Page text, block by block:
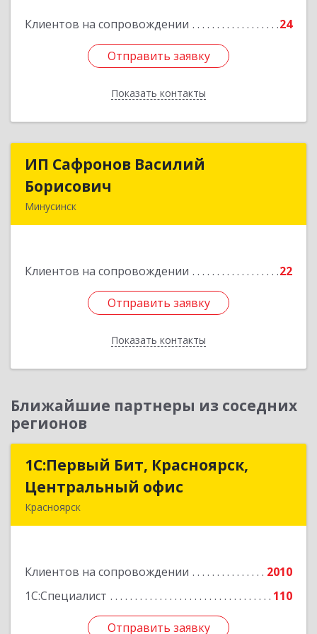
Клиентов на сопровождении 24
Отправить заявку
Показать контакты
Отправить заявку
Назад
ИП Сафронов Василий
Борисович
Минусинск
Клиентов на сопровождении 22
Отправить заявку
Показать контакты
ИП Сафронов Василий
Подробнее
Отправить заявку
Назад
Ближайшие партнеры из соседних
регионов
1С:Первый Бит, Красноярск,
Центральный офис
Красноярск
Клиентов на сопровождении
2010
1С:Специалист
110
Отправить заявку
1С:Первый Бит, Красноярск,
Центральный офис
Подробнее
Отправить заявку